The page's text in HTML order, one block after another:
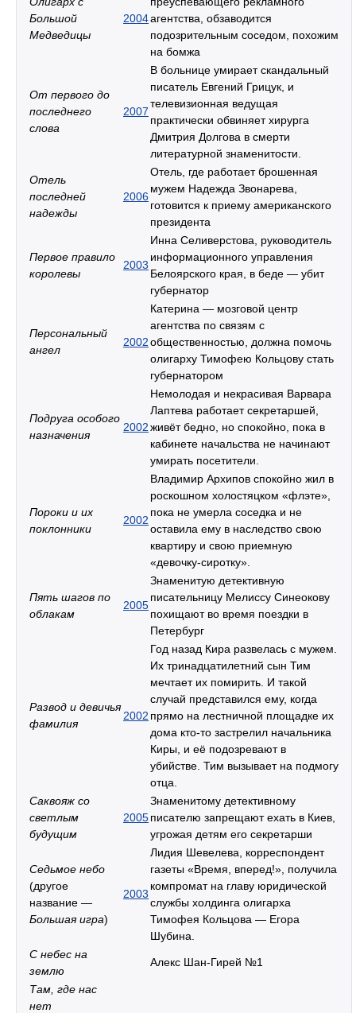
Большой
Медведицы
2004агентства, обзаводится
подозрительным соседом, похожим
на бомжа
От первого до
последнего
слова
2007
В больнице умирает скандальный
писатель Евгений Грицук, и
телевизионная ведущая
практически обвиняет хирурга
Дмитрия Долгова в смерти
литературной знаменитости.
Отель
последней
надежды
2006
Отель, где работает брошенная
мужем Надежда Звонарева,
готовится к приему американского
президента
Первое правило
королевы
2003
Инна Селиверстова, руководитель
информационного управления
Белоярского края, в беде — убит
губернатор
Персональный
ангел
2002
Катерина — мозговой центр
агентства по связям с
общественностью, должна помочь
олигарху Тимофею Кольцову стать
губернатором
Подруга особого
назначения
2002
Немолодая и некрасивая Варвара
Лаптева работает секретаршей,
живёт бедно, но спокойно, пока в
кабинете начальства не начинают
умирать посетители.
Пороки и их
поклонники
2002
Владимир Архипов спокойно жил в
роскошном холостяцком «флэте»,
пока не умерла соседка и не
оставила ему в наследство свою
квартиру и свою приемную
«девочку-сиротку».
Пять шагов по
облакам
2005
Знаменитую детективную
писательницу Мелиссу Синеокову
похищают во время поездки в
Петербург
Развод и девичья
фамилия
2002
Год назад Кира развелась с мужем.
Их тринадцатилетний сын Тим
мечтает их помирить. И такой
случай представился ему, когда
прямо на лестничной площадке их
дома кто-то застрелил начальника
Киры, и её подозревают в
убийстве. Тим вызывает на подмогу
отца.
Саквояж со
светлым
будущим
2005
Знаменитому детективному
писателю запрещают ехать в Киев,
угрожая детям его секретарши
Седьмое небо
(другое
название —
Большая игра)
2003
Лидия Шевелева, корреспондент
газеты «Время, вперед!», получила
компромат на главу юридической
службы холдинга олигарха
Тимофея Кольцова — Егора
Шубина.
С небес на
землю
Алекс Шан-Гирей №1
Там, где нас
нет